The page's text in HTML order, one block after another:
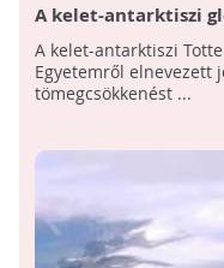
A kelet-antarktiszi
veszélyezteti az
A kelet-antarktiszi
Egyetemről elnevezett
tömegcsökkenést ...